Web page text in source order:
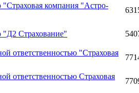
компания "Астро-
"Д2 Страхование"
ответственностью "Страховая
ответственностью Страховая